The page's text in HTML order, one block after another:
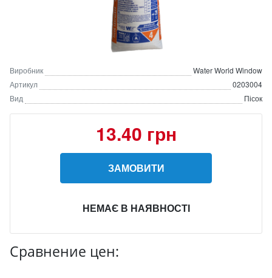
Виробник
Water World Window
Артикул
0203004
Вид
Пісок
13.40 грн
ЗАМОВИТИ
НЕМАЄ В НАЯВНОСТІ
Сравнение цен: